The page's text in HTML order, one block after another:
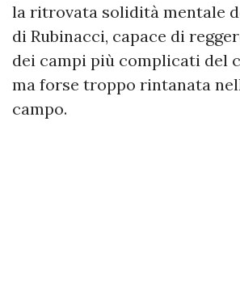
la ritrovata solidità mentale
di Rubinacci, capace di
dei campi più complicati del
ma forse troppo rintanata
campo.